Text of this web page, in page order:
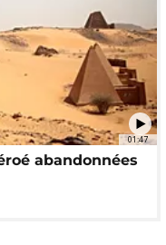
01:47
abandonnées